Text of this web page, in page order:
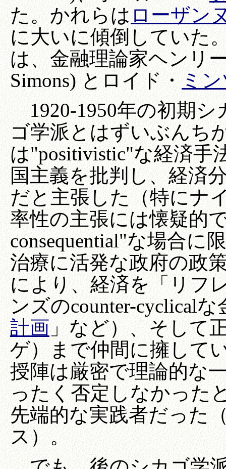
た。かれらはローザン
に大いに傾倒していた
は、金融理論家ヘンリ
Simons) とロイド・ミ
1920-1950年の初期シ
ゴ学派とはずいぶんち
は"positivistic"な経済手
国主義を批判し、経済
だと主張した（特にナ
率性の主張には懐疑的
consequential"な場合に
治療に活発な政府の政
により、経済を「リフ
ンズのcounter-cyclical
計画」など）、そして
ゲ）まで仲間に擁して
授陣は厳密で理論的な
ったく否定しなかった
先端的な実践者だった
ス）。